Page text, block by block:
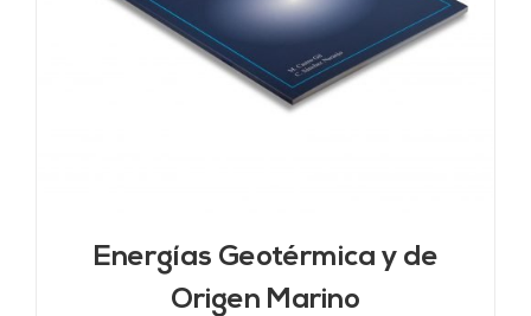
Energías Geotérmica y de
Origen Marino